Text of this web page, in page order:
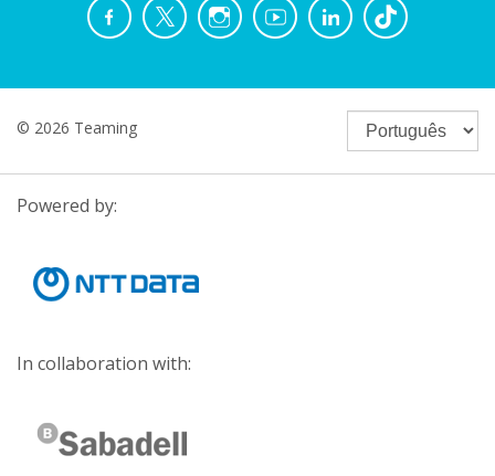
© 2026 Teaming
Powered by:
In collaboration with: